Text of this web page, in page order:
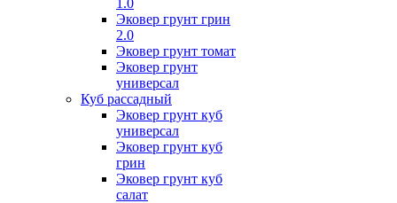
1.0
Эковер грунт грин
2.0
Эковер грунт томат
Эковер грунт
универсал
Куб рассадный
Эковер грунт куб
универсал
Эковер грунт куб
грин
Эковер грунт куб
салат